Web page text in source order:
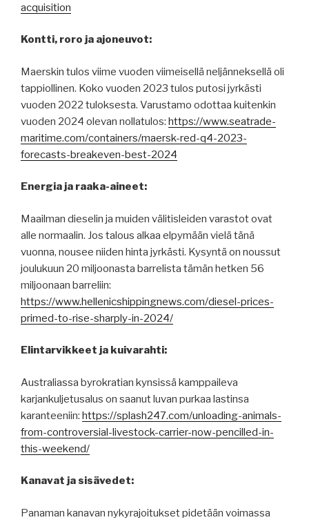
acquisition
Kontti, roro ja ajoneuvot:
Maerskin tulos viime vuoden viimeisellä neljänneksellä oli
tappiollinen. Koko vuoden 2023 tulos putosi jyrkästi
vuoden 2022 tuloksesta. Varustamo odottaa kuitenkin
vuoden 2024 olevan nollatulos: https://www.seatrade-
maritime.com/containers/maersk-red-q4-2023-
forecasts-breakeven-best-2024
Energia ja raaka-aineet:
Maailman dieselin ja muiden välitisleiden varastot ovat
alle normaalin. Jos talous alkaa elpymään vielä tänä
vuonna, nousee niiden hinta jyrkästi. Kysyntä on noussut
joulukuun 20 miljoonasta barrelista tämän hetken 56
miljoonaan barreliin:
https://www.hellenicshippingnews.com/diesel-prices-
primed-to-rise-sharply-in-2024/
Elintarvikkeet ja kuivarahti:
Australiassa byrokratian kynsissä kamppaileva
karjankuljetusalus on saanut luvan purkaa lastinsa
karanteeniin: https://splash247.com/unloading-animals-
from-controversial-livestock-carrier-now-pencilled-in-
this-weekend/
Kanavat ja sisävedet:
Panaman kanavan nykyrajoitukset pidetään voimassa